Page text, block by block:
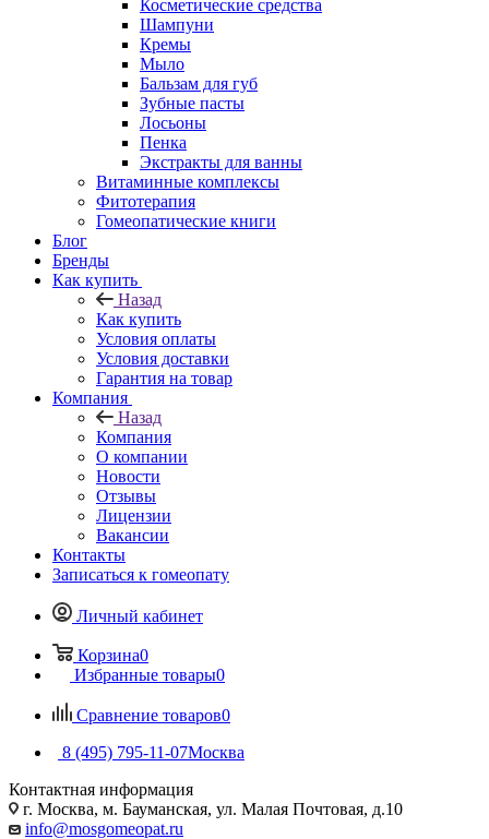
Косметические средства
Шампуни
Кремы
Мыло
Бальзам для губ
Зубные пасты
Лосьоны
Пенка
Экстракты для ванны
Витаминные комплексы
Фитотерапия
Гомеопатические книги
Блог
Бренды
Как купить
Назад
Как купить
Условия оплаты
Условия доставки
Гарантия на товар
Компания
Назад
Компания
О компании
Новости
Отзывы
Лицензии
Вакансии
Контакты
Записаться к гомеопату
Личный кабинет
Корзина0
Избранные товары0
Сравнение товаров0
8 (495) 795-11-07Москва
Контактная информация
г. Москва, м. Бауманская, ул. Малая Почтовая, д.10
info@mosgomeopat.ru